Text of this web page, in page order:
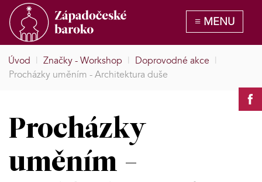
Úvod | Značky - Workshop | Doprovodné akce |
Procházky uměním - Architektura duše
Procházky
uměním -